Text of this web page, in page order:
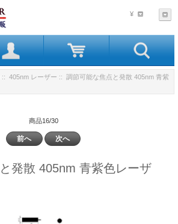
¥
:: 405nm レーザー :: 調節可能な焦点と発散 405nm 青紫
商品16/30
前へ 次へ
発散 405nm 青紫色レーザ